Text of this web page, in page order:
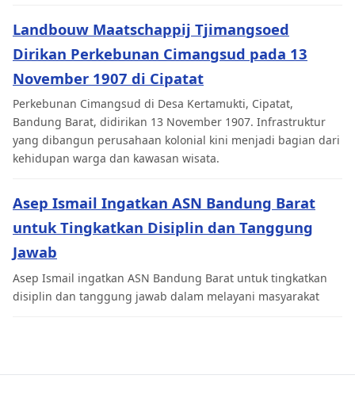
Landbouw Maatschappij Tjimangsoed
Dirikan Perkebunan Cimangsud pada 13
November 1907 di Cipatat
Perkebunan Cimangsud di Desa Kertamukti, Cipatat,
Bandung Barat, didirikan 13 November 1907. Infrastruktur
yang dibangun perusahaan kolonial kini menjadi bagian dari
kehidupan warga dan kawasan wisata.
Asep Ismail Ingatkan ASN Bandung Barat
untuk Tingkatkan Disiplin dan Tanggung
Jawab
Asep Ismail ingatkan ASN Bandung Barat untuk tingkatkan
disiplin dan tanggung jawab dalam melayani masyarakat